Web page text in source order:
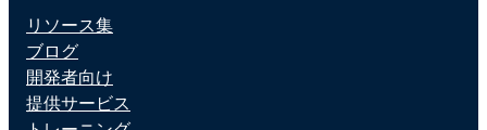
リソース集
ブログ
開発者向け
提供サービス